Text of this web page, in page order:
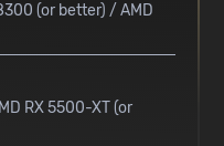
(or better) / AMD
RX 5500-XT (or